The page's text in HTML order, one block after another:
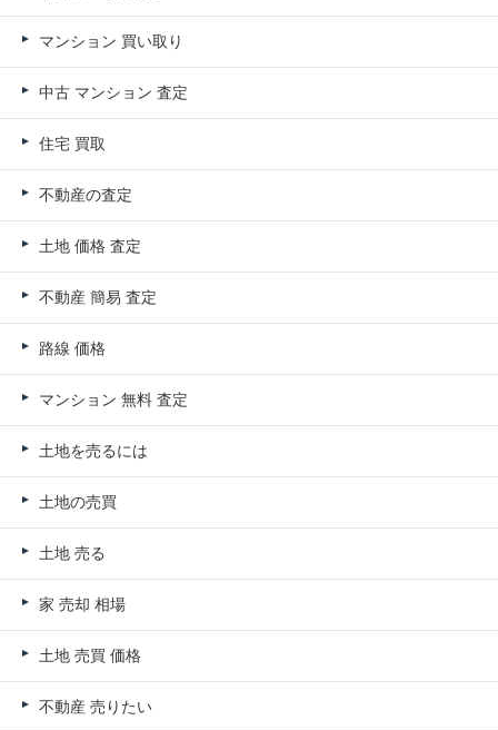
マンション 買い取り
中古 マンション 査定
住宅 買取
不動産の査定
土地 価格 査定
不動産 簡易 査定
路線 価格
マンション 無料 査定
土地を売るには
土地の売買
土地 売る
家 売却 相場
土地 売買 価格
不動産 売りたい